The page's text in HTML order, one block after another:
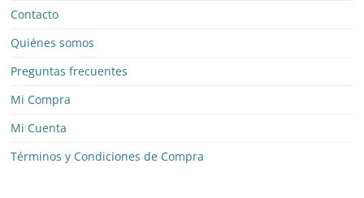
Contacto
Quiénes somos
Preguntas frecuentes
Mi Compra
Mi Cuenta
Términos y Condiciones de Compra